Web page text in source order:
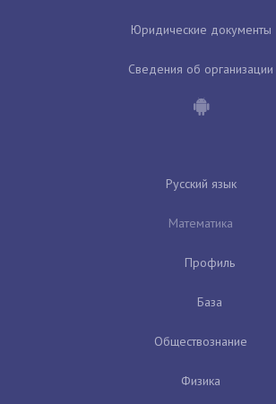
Юридические документы
Сведения об организации
Русский язык
Математика
Профиль
База
Обществознание
Физика